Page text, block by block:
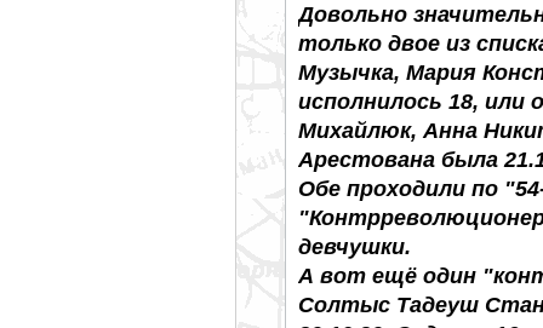
Довольно
только двое из
Музычка, Мария
исполнилось 18, или
Михайлюк, Анна
Арестована была
Обе проходили по
девчушки.
А вот ещё один
Солтыс Тадеуш